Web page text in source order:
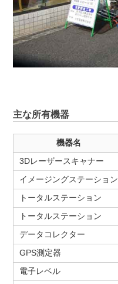
主な所有機器
機器名
3Dレーザースキャナー
イメージングステーション
トータルステーション
トータルステーション
データコレクター
GPS測定器
電子レベル